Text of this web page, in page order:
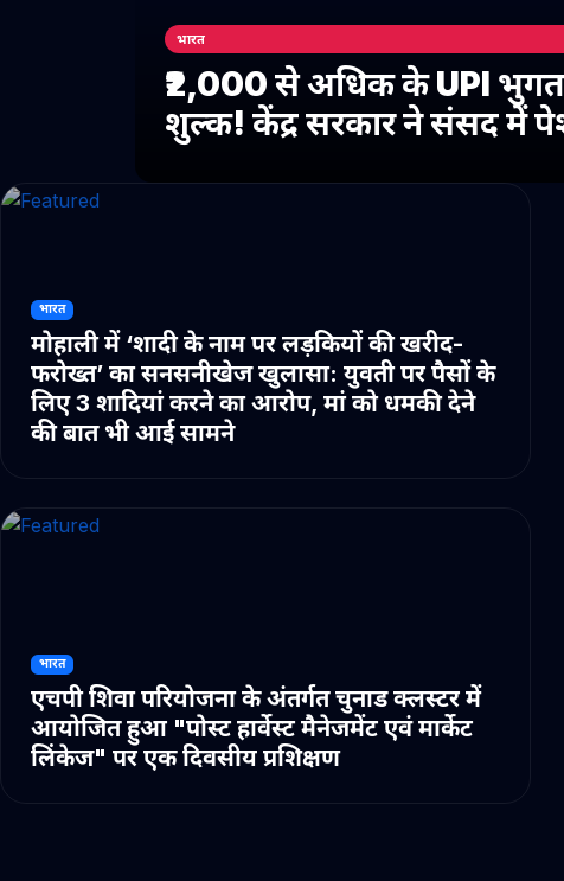
भारत
₹2,000 से अधिक के UPI
शुल्क! केंद्र सरकार ने संसद में
भारत
मोहाली में ‘शादी के नाम पर लड़कियों की खरीद-
फरोख्त’ का सनसनीखेज खुलासा: युवती पर पैसों के
लिए 3 शादियां करने का आरोप, मां को धमकी देने
की बात भी आई सामने
भारत
एचपी शिवा परियोजना के अंतर्गत चुनाड क्लस्टर में
आयोजित हुआ "पोस्ट हार्वेस्ट मैनेजमेंट एवं मार्केट
लिंकेज" पर एक दिवसीय प्रशिक्षण